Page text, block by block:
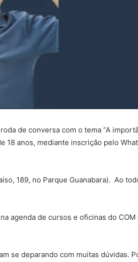
de conversa com o tema “A
18 anos, mediante inscrição pelo
189, no Parque Guanabara). Ao
agenda de cursos e oficinas do COM
se deparando com muitas dúvidas.